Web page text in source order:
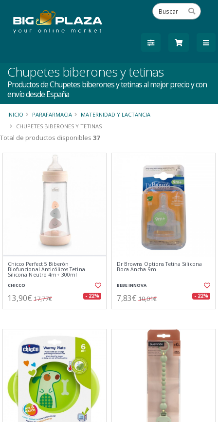
Chupetes biberones y tetinas
Productos de Chupetes biberones y tetinas al mejor precio y con
envío desde España
INICIO PARAFARMACIA
MATERNIDAD Y LACTANCIA
CHUPETES BIBERONES Y TETINAS
Total de productos disponibles 37
Chicco Perfect 5 Biberón
Biofuncional Anticólicos Tetina
Silicona Neutro 4m+ 300ml
CHICCO
13,90€ 17,77€ - 22%
Dr Browns Options Tetina Silicona
Boca Ancha 9m
BEBE INNOVA
7,83€ 10,01€ - 22%